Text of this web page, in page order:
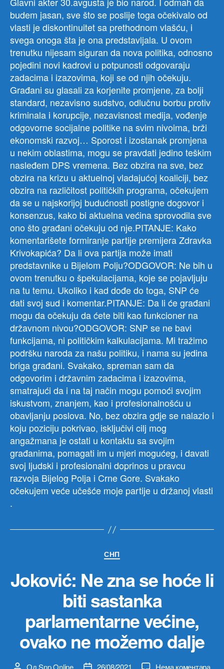
budem jasan, sve što se poslije toga očekivalo od
vlasti je diskontinuitet sa prethodnom vlašću, i
svega onoga šta je ona predstavljala. U ovom
trenutku nijesam siguran da nova politika, odnosno
pojedini novi kadrovi u potpunosti odgovaraju
zadacima i izazovima, koji se od njih očekuju.
Građani su glasali za korjenite promjene, za bolji
standard, nezavisno sudstvo, odlučnu borbu protiv
kriminala i korupcije, nezavisnost medija, vođenje
odgovorne socijalne politike na svim nivoima, brži
ekonomski razvoj… Sporost i izostanak promjena
u nekim oblastima, mogu se pravdati jedino teškim
nasleđem DPS vremena. Bez obzira na sve, bez
obzira na krizu u aktuelnoj vladajućoj koaliciji, bez
obzira na različitost političkih programa, očekujem
da se u najskorijoj budućnosti postigne dogovor i
konsenzus, kako bi aktuelna većina sprovodila sve
ono što građani očekuju od nje.PITANJE: Kako
komentarišete formiranje partije premijera Zdravka
Krivokapića? Da li ova partija može imati
predstavnike u Bijelom Polju?ODGOVOR: Ne bih u
ovom trenutku o špekulacijama, koje se pojavljuju
na tu temu. Ukoliko i kad dođe do toga, SNP će
dati svoj sud i komentar.PITANJE: Da li će građani
mogu da očekuju da ćete biti kao funkcioner na
državnom nivou?ODGOVOR: SNP se ne bavi
funkcijama, ni političkim kalkulacijama. Mi tražimo
podršku naroda za našu politiku, i nama su jedina
briga građani. Svakako, spreman sam da
odgovorim i državnim zadacima i izazovima,
smatrajući da i na taj način mogu pomoći svojim
iskustvom, znanjem, kao i profesionalnošću u
obavljanju poslova. No, bez obzira gdje se nalazio i
koju poziciju pokrivao, isključivi cilj mog
angažmana je ostati u kontaktu sa svojim
građanima, pomagati im u mjeri mogućeg, i davati
svoj ljudski i profesionalni doprinos u pravcu
razvoja Bijelog Polja i Crne Gore. Svakako
očekujem veće učešće moje partije u držanoj vlasti
.
Категорије
СНП
Joković: Ne zna se hoće li
biti sastanka
parlamentarne većine,
ovako ne možemo dalje
ОдSnp Online 26/08/2021 Нема коментарана